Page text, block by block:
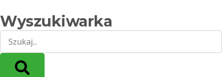
Wyszukiwarka